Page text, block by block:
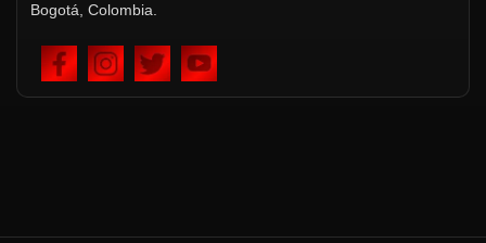
Bogotá, Colombia.